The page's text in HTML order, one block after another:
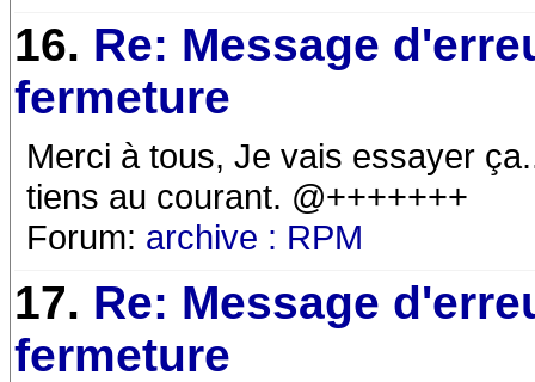
16. Re: Message
fermeture
Merci à tous, Je vais essayer
tiens au courant. @+++++++
Forum: archive : RPM
17. Re: Message
fermeture